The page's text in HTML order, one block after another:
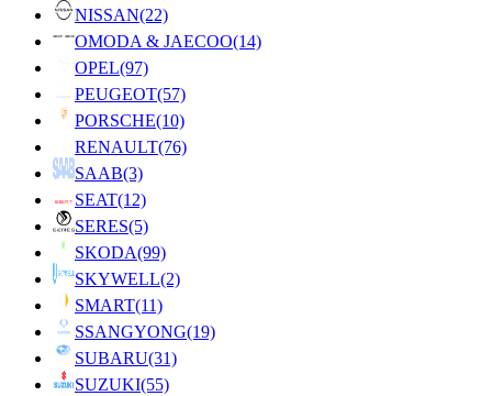
NISSAN(22)
OMODA & JAECOO(14)
OPEL(97)
PEUGEOT(57)
PORSCHE(10)
RENAULT(76)
SAAB(3)
SEAT(12)
SERES(5)
SKODA(99)
SKYWELL(2)
SMART(11)
SSANGYONG(19)
SUBARU(31)
SUZUKI(55)